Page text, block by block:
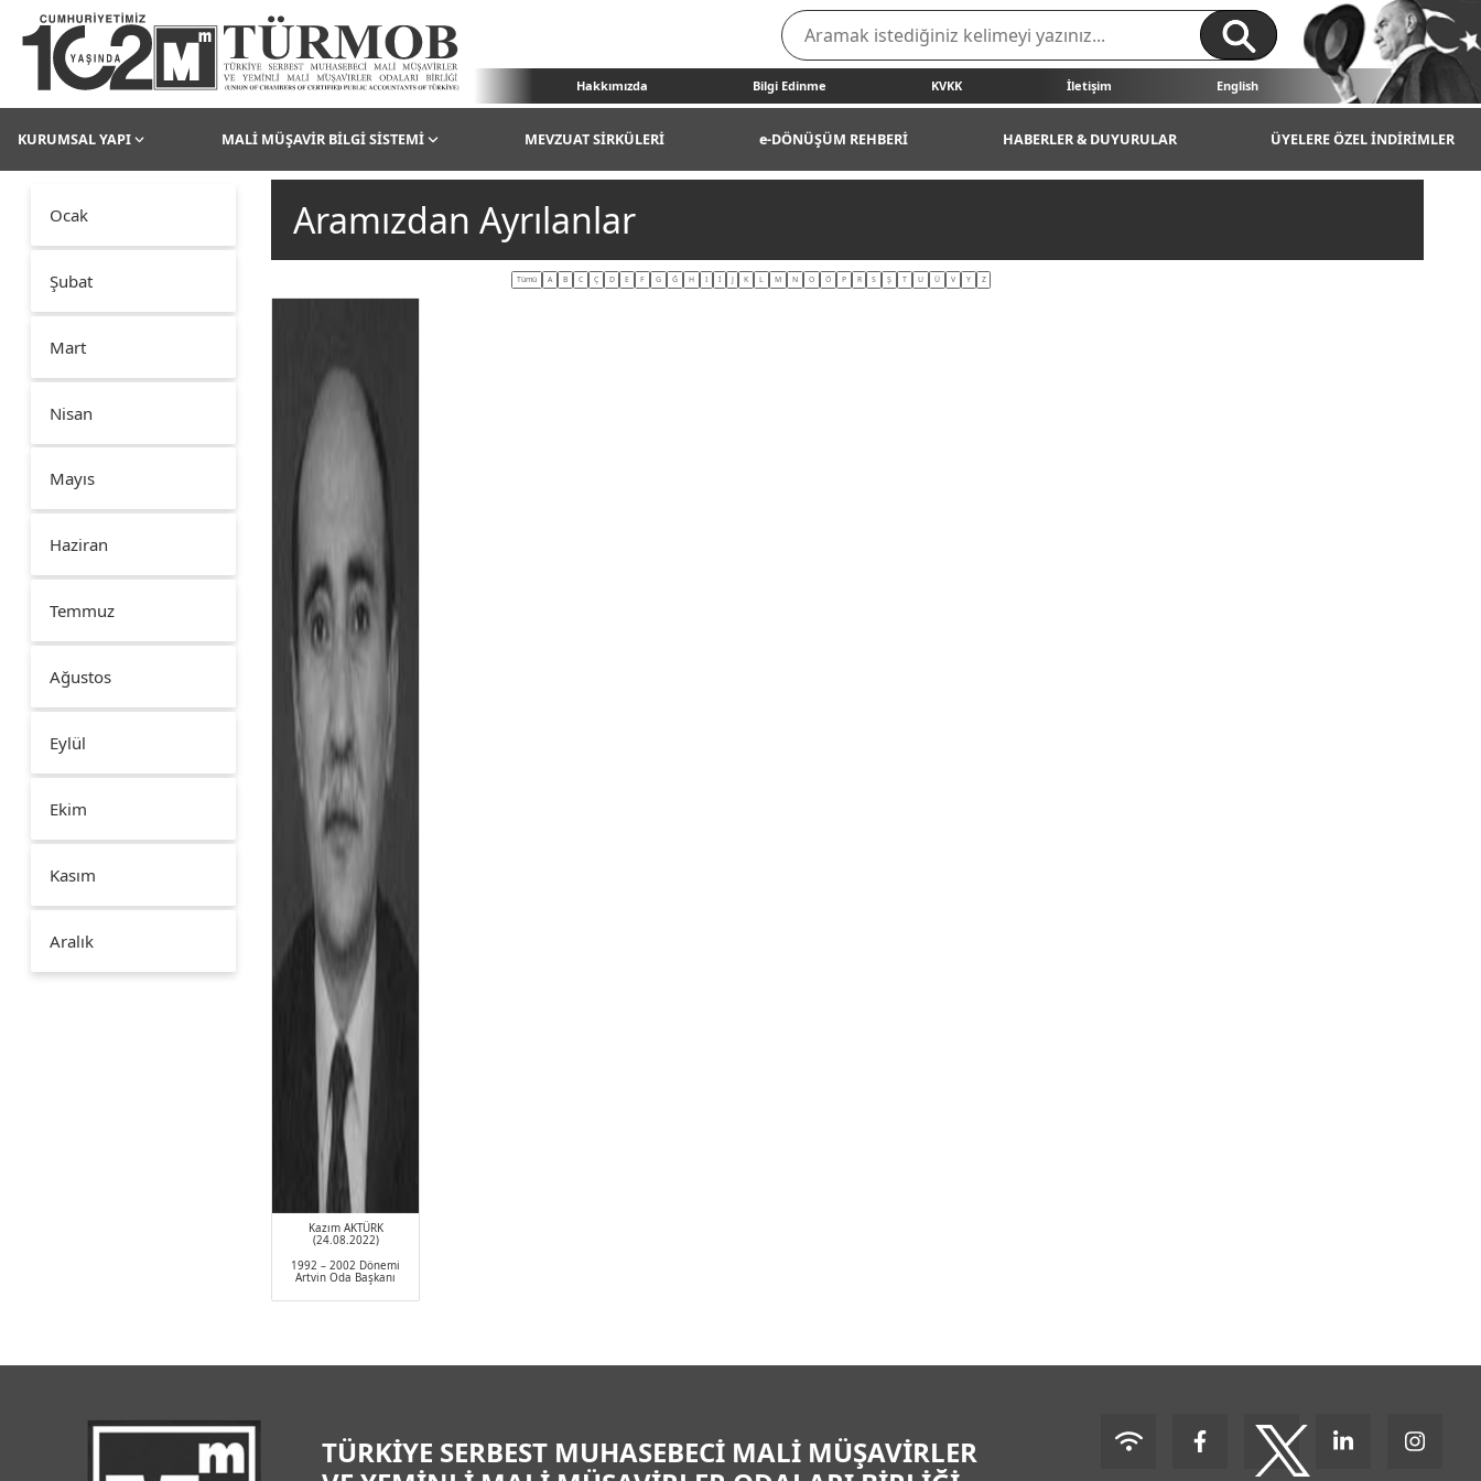
Hakkımızda Bilgi Edinme KVKK İletişim English
KURUMSAL YAPI MALİ MÜŞAVİR BİLGİ SİSTEMİ MEVZUAT SİRKÜLERİ e-DÖNÜŞÜM REHBERİ HABERLER & DUYURULAR ÜYELERE ÖZEL İNDİRİMLER
Ocak
Şubat
Mart
Nisan
Mayıs
Haziran
Temmuz
Ağustos
Eylül
Ekim
Kasım
Aralık
Aramızdan Ayrılanlar
Tümü A B C Ç D E F G Ğ H I İ J K L M N O Ö P R S Ş T U Ü V Y Z
Kazım AKTÜRK
(24.08.2022)
1992 – 2002 Dönemi
Artvin Oda Başkanı
TÜRKİYE SERBEST MUHASEBECİ MALİ MÜŞAVİRLER